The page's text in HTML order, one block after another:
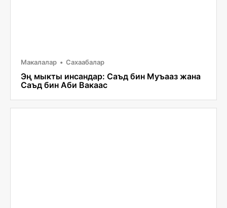
Макалалар Сахаабалар
Эң мыкты инсандар: Саъд бин Муъааз жана
Саъд бин Аби Вакаас